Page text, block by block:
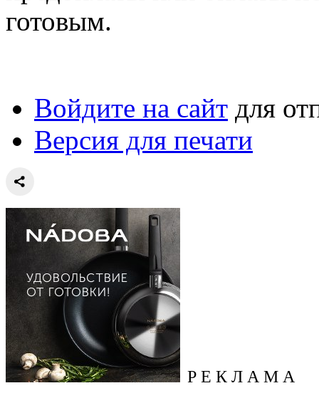
готовым.
Войдите на сайт для
Версия для печати
Р Е К Л А М А